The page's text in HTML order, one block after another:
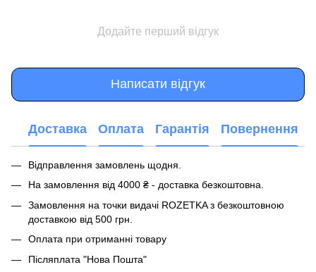
Додайте перший відгук
Написати відгук
Доставка Оплата Гарантія Повернення
Відправлення замовлень щодня.
На замовлення від 4000 ₴ - доставка безкоштовна.
Замовлення на точки видачі ROZETKA з безкоштовною
доставкою від 500 грн.
Оплата при отриманні товару
Післяплата "Нова Пошта"